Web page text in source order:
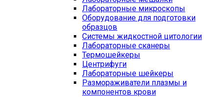
Лабораторные микроскопы
Оборудование для подготовки
образцов
Системы жидкостной цитологии
Лабораторные сканеры
Термошейкеры
Центрифуги
Лабораторные шейкеры
Размораживатели плазмы и
компонентов крови